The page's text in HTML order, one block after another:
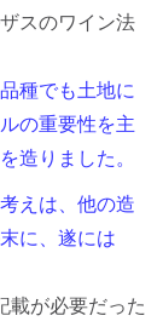
スのワイン法
種でも土地に
の重要性を主
造りました。
えは、他の造
に、遂には
載が必要だった